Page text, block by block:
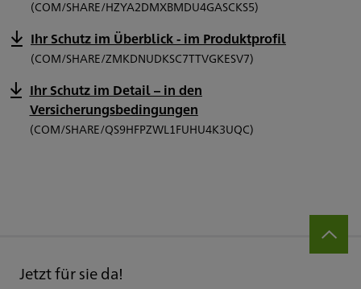
(COM/SHARE/HZYA2DMXBMDU4GASCKS5)
Ihr Schutz im Überblick - im Produktprofil
(COM/SHARE/ZMKDNUDKSC7TTVGKESV7)
Ihr Schutz im Detail – in den
Versicherungsbedingungen
(COM/SHARE/QS9HFPZWL1FUHU4K3UQC)
Jetzt für sie da!